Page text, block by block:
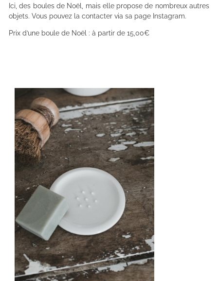
Ici, des boules de Noël, mais elle propose de nombreux autres
objets. Vous pouvez la contacter via sa page Instagram.
Prix d’une boule de Noël : à partir de 15,00€